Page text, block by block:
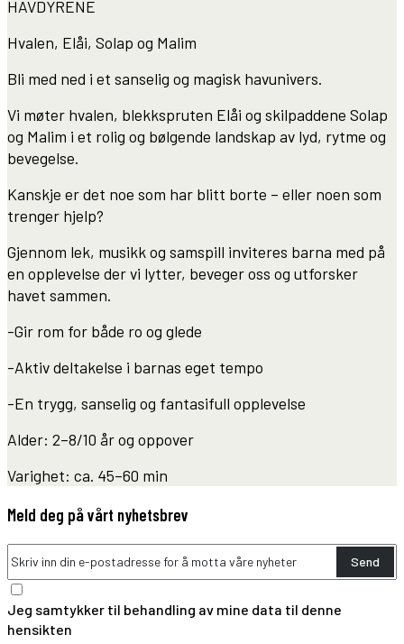
HAVDYRENE
Hvalen, Elåi, Solap og Malim
Bli med ned i et sanselig og magisk havunivers.
Vi møter hvalen, blekkspruten Elåi og skilpaddene Solap
og Malim i et rolig og bølgende landskap av lyd, rytme og
bevegelse.
Kanskje er det noe som har blitt borte – eller noen som
trenger hjelp?
Gjennom lek, musikk og samspill inviteres barna med på
en opplevelse der vi lytter, beveger oss og utforsker
havet sammen.
-Gir rom for både ro og glede
-Aktiv deltakelse i barnas eget tempo
-En trygg, sanselig og fantasifull opplevelse
Alder: 2–8/10 år og oppover
Varighet: ca. 45–60 min
Meld deg på vårt nyhetsbrev
Send
Jeg samtykker til behandling av mine data til denne
hensikten